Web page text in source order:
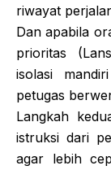
riwayat
Dan apabila
prioritas
isolasi
petugas
Langkah
istruksi dari
agar lebih